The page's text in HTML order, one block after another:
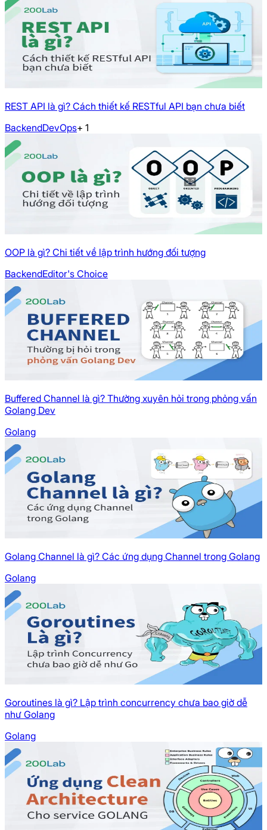
REST API là gì? Cách thiết kế RESTful API bạn chưa biết
BackendDevOps+ 1
OOP là gì? Chi tiết về lập trình hướng đối tượng
BackendEditor's Choice
Buffered Channel là gì? Thường xuyên hỏi trong phỏng vấn
Golang Dev
Golang
Golang Channel là gì? Các ứng dụng Channel trong Golang
Golang
Goroutines là gì? Lập trình concurrency chưa bao giờ dễ
như Golang
Golang